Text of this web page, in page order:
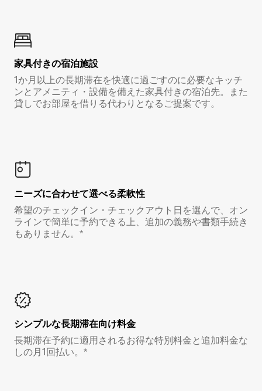
家具付き⁠の宿⁠泊⁠施⁠設
1か月以上の長期滞在を快適に過ごすのに必要なキッチ
ンとアメニティ・設備を備えた家具付きの宿泊先。また
貸しでお部屋を借りる代わりとなるご提案です。
ニーズに合わせて選べる柔軟性
希望のチェックイン・チェックアウト日を選んで、オン
ラインで簡単に予約できる上、追加の義務や書類手続き
もありません。*
シンプルな長期滞在向け料金
長期滞在予約に適用されるお得な特別料金と追加料金な
しの月1回払い。*